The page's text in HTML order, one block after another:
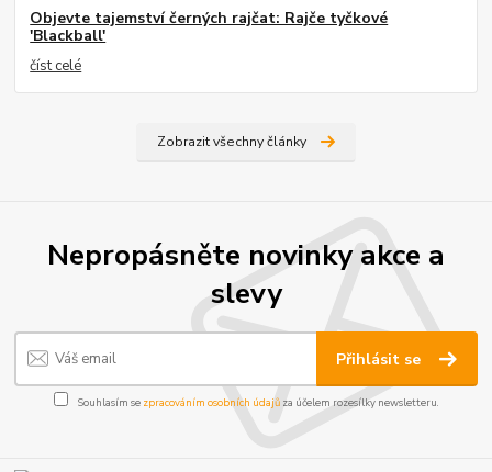
Objevte tajemství černých rajčat: Rajče tyčkové
'Blackball'
číst celé
Zobrazit všechny články
Nepropásněte novinky akce a
slevy
Přihlásit se
Souhlasím se zpracováním osobních údajůza účelem rozesílky newsletteru.